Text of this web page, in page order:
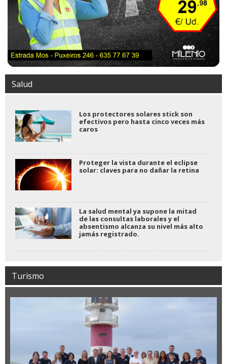
Salud
Los protectores solares stick son
efectivos pero hasta cinco veces más
caros
Proteger la vista durante el eclipse
solar: claves para no dañar la retina
La salud mental ya supone la mitad
de las consultas laborales y el
absentismo alcanza su nivel más alto
jamás registrado.
Turismo